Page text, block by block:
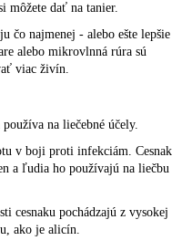
môžete dať na tanier.
najmenej - alebo ešte lepšie
alebo mikrovlnná rúra sú
viac živín.
na liečebné účely.
v boji proti infekciám. Cesnak
a ľudia ho používajú na liečbu
cesnaku pochádzajú z vysokej
ako je alicín.